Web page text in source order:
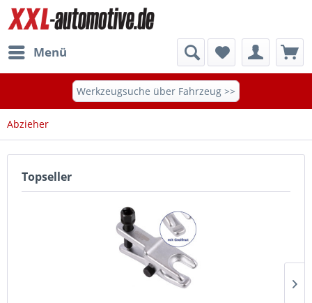
Menü
Werkzeugsuche über Fahrzeug >>
Abzieher
Topseller